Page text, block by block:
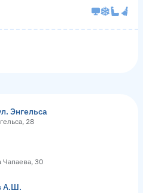
Энгельса
28
30
А.Ш.